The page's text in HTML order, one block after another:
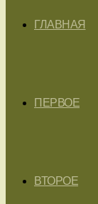
ГЛАВНАЯ
ПЕРВОЕ
ВТОРОЕ